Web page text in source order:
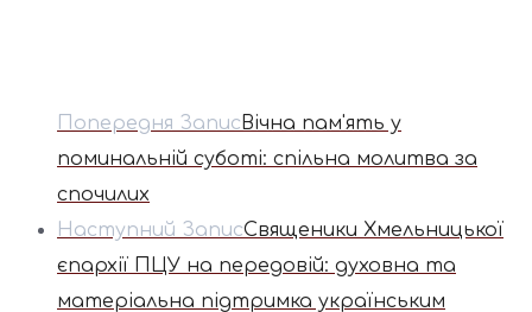
Попередня Запис Вічна пам'ять у
поминальній суботі: спільна молитва за
спочилих
Наступний ЗаписСвященики Хмельницької
єпархії ПЦУ на передовій: духовна та
матеріальна підтримка українським